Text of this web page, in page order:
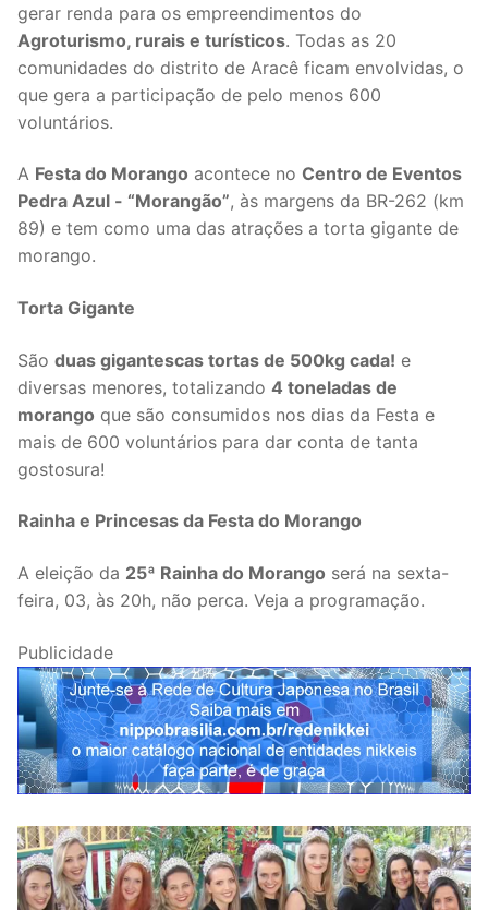
gerar renda para os empreendimentos do
Agroturismo, rurais e turísticos. Todas as 20
comunidades do distrito de Aracê ficam envolvidas, o
que gera a participação de pelo menos 600
voluntários.
A Festa do Morango acontece no Centro de Eventos
Pedra Azul - “Morangão”, às margens da BR-262 (km
89) e tem como uma das atrações a torta gigante de
morango.
Torta Gigante
São duas gigantescas tortas de 500kg cada! e
diversas menores, totalizando 4 toneladas de
morango que são consumidos nos dias da Festa e
mais de 600 voluntários para dar conta de tanta
gostosura!
Rainha e Princesas da Festa do Morango
A eleição da 25ª Rainha do Morango será na sexta-
feira, 03, às 20h, não perca. Veja a programação.
Publicidade